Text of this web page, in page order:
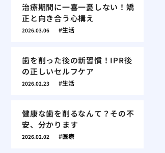
治療期間に一喜一憂しない！矯
正と向き合う心構え
2026.03.06 生活
歯を削った後の新習慣！IPR後
の正しいセルフケア
2026.02.23 生活
健康な歯を削るなんて？その不
安、分かります
2026.02.02 医療